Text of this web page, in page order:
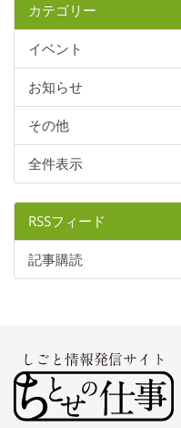
カテゴリー
イベント
お知らせ
その他
全件表示
RSSフィード
記事購読